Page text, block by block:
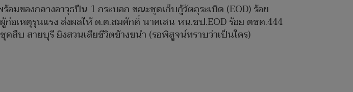
มของกลางอาวุธปืน 1 กระบอก ขณะชุดเก็บกู้วัตถุระเบิด (EOD) ร้อย
เหตุรุนแรง ส่งผลให้ ด.ต.สมศักดิ์ นาคเสน หน.ชป.EOD ร้อย ตชด.444
สืบ สายบุรี ยิงสวนเสียชีวิตข้างขนำ (รอพิสูจน์ทราบว่าเป็นใคร)